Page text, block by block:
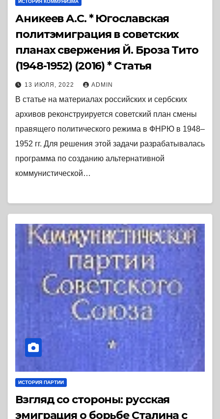
ИСТОРИЯ КОММУНИЗМА
Аникеев А.С. * Югославская
политэмиграция в советских
планах свержения Й. Броза Тито
(1948-1952) (2016) * Статья
13 ИЮЛЯ, 2022 ADMIN
В статье на материалах российских и сербских
архивов реконструируется советский план смены
правящего политического режима в ФНРЮ в 1948–
1952 гг. Для решения этой задачи разрабатывалась
программа по созданию альтернативной
коммунистической…
ИСТОРИЯ ПАРТИИ
Взгляд со стороны: русская
эмиграция о борьбе Сталина с